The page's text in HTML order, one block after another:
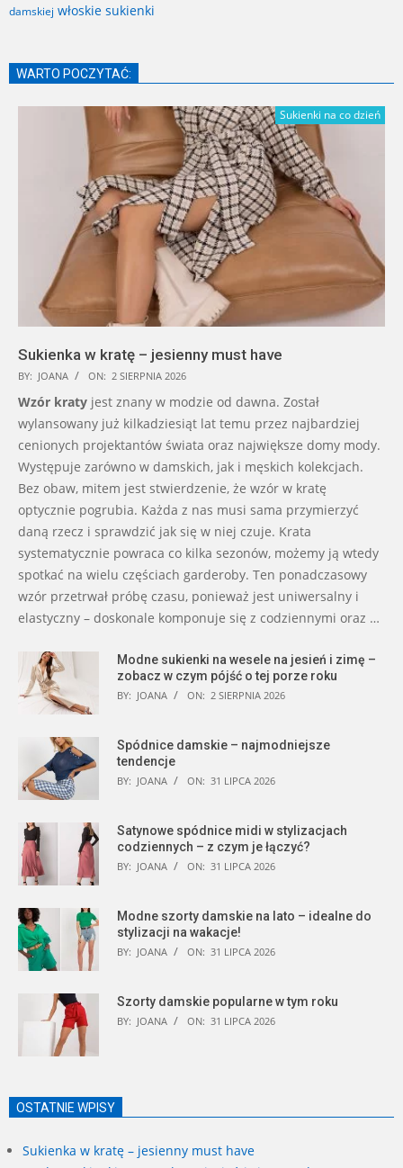
damskiej włoskie sukienki
WARTO POCZYTAĆ:
Sukienki na co dzień
Sukienka w kratę – jesienny must have
BY: JOANA ON: 2 SIERPNIA 2026
Wzór kraty jest znany w modzie od dawna. Został
wylansowany już kilkadziesiąt lat temu przez najbardziej
cenionych projektantów świata oraz największe domy mody.
Występuje zarówno w damskich, jak i męskich kolekcjach.
Bez obaw, mitem jest stwierdzenie, że wzór w kratę
optycznie pogrubia. Każda z nas musi sama przymierzyć
daną rzecz i sprawdzić jak się w niej czuje. Krata
systematycznie powraca co kilka sezonów, możemy ją wtedy
spotkać na wielu częściach garderoby. Ten ponadczasowy
wzór przetrwał próbę czasu, ponieważ jest uniwersalny i
elastyczny – doskonale komponuje się z codziennymi oraz …
Modne sukienki na wesele na jesień i zimę –
zobacz w czym pójść o tej porze roku
BY: JOANA ON: 2 SIERPNIA 2026
Spódnice damskie – najmodniejsze
tendencje
BY: JOANA ON: 31 LIPCA 2026
Satynowe spódnice midi w stylizacjach
codziennych – z czym je łączyć?
BY: JOANA ON: 31 LIPCA 2026
Modne szorty damskie na lato – idealne do
stylizacji na wakacje!
BY: JOANA ON: 31 LIPCA 2026
Szorty damskie popularne w tym roku
BY: JOANA ON: 31 LIPCA 2026
OSTATNIE WPISY
Sukienka w kratę – jesienny must have